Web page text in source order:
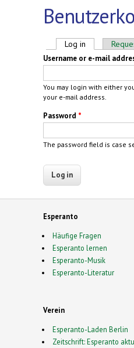
Primary tabs
Log in (active tab)
Username or e-mail
You may login with either
your e-mail address.
Password *
The password field is case
Esperanto
Häufige Fragen
Esperanto lernen
Esperanto-Musik
Esperanto-Literatur
Verein
Esperanto-Laden Berlin
Zeitschrift: Esperanto